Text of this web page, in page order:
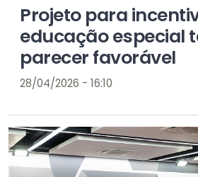
Projeto para
educação especial
parecer favorável
28/04/2026 - 16:10